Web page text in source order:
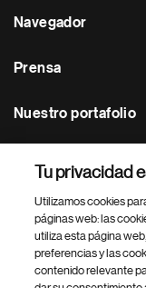
Navegador
Prensa
Nuestro portafolio
Footer Site Search
Tu privacidad
Utilizamos cookies
páginas web: las
utiliza esta página
preferencias y las
contenido relevante